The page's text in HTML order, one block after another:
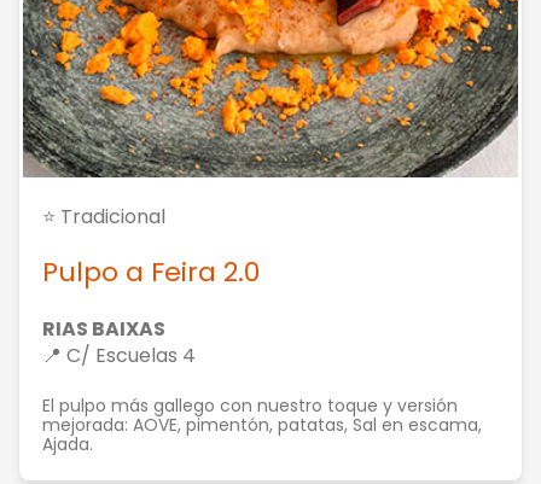
⭐ Tradicional
Pulpo a Feira 2.0
RIAS BAIXAS
📍 C/ Escuelas 4
El pulpo más gallego con nuestro toque y versión
mejorada: AOVE, pimentón, patatas, Sal en escama,
Ajada.